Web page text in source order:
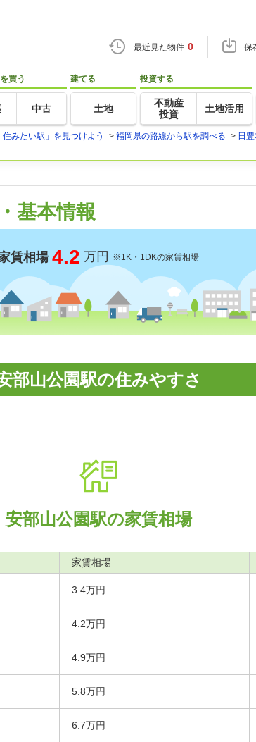
最近見た物件 0 保
買う
中古
建てる
土地
投資する
不動産
投資
土地活用
「住みたい駅」を見つけよう > 福岡県の路線から駅を調べる > 日
基本情報
賃相場 4.2 万円 ※1K・1DKの家賃相場
部山公園駅の住みやすさ
安部山公園駅の家賃相場
家賃相場
3.4万円
4.2万円
4.9万円
5.8万円
6.7万円